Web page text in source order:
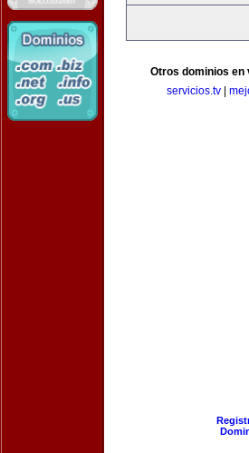
Otros dominios en
servicios.tv|